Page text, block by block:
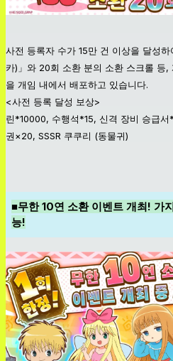
사전 등록자 수가 15만 건 이상을 달성
카)」와 20회 소환 분의 소환 스크롤 등,
을 개임 내에서 배포하고 있습니다.
<사전 등록 달성 보상>
린*10000, 수행석*15, 신격 장비 승급
권×20, SSSR 쿠쿠리 (동물귀)
■무한 10연 소환 이벤트 개최! 가
능!